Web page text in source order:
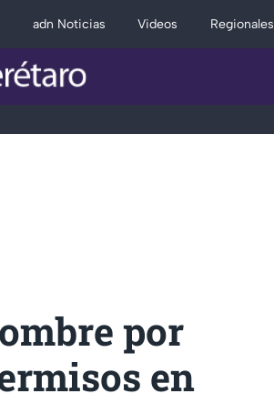
adn Noticias Videos Regionales
por
en